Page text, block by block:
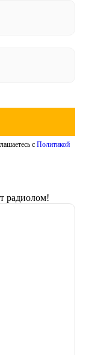
с Политикой
радиолом!